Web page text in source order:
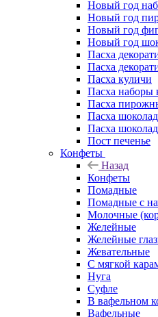
Новый год
Новый год
Новый год
Новый год
Пасха
Пасха
Пасха куличи
Пасха наборы
Пасха
Пасха
Пасха
Пост печенье
Конфеты
Назад
Конфеты
Помадные
Помадные с
Молочные
Желейные
Желейные
Жевательные
С мягкой
Нуга
Суфле
В вафельном
Вафельные